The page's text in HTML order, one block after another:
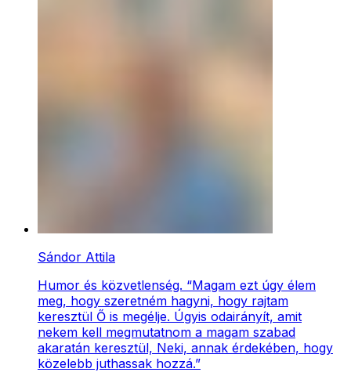
Sándor Attila
Humor és közvetlenség. “Magam ezt úgy élem
meg, hogy szeretném hagyni, hogy rajtam
keresztül Ő is megélje. Úgyis odairányít, amit
nekem kell megmutatnom a magam szabad
akaratán keresztül, Neki, annak érdekében, hogy
közelebb juthassak hozzá.”